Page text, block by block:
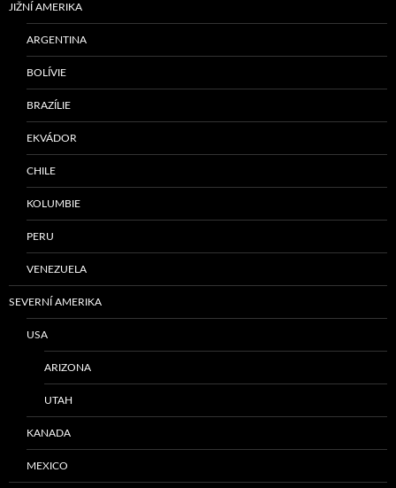
JIŽNÍ AMERIKA
ARGENTINA
BOLÍVIE
BRAZÍLIE
EKVÁDOR
CHILE
KOLUMBIE
PERU
VENEZUELA
SEVERNÍ AMERIKA
USA
ARIZONA
UTAH
KANADA
MEXICO